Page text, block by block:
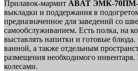
Прилавок‑мармит ABAT
выкладки и поддержания в
предназначенное для заведений со
самообслуживанием. Есть полка, на
выставлять напитки и готовые
ванной, а также отдельным
размещения необходимого
колесами.